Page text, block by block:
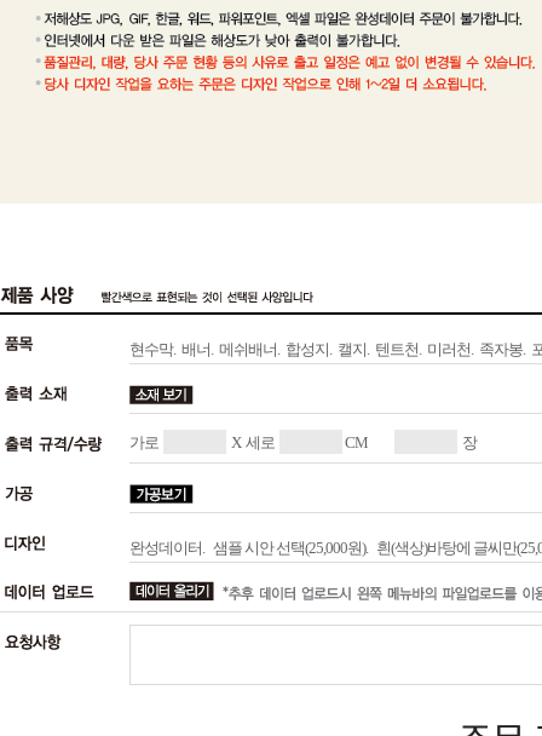
현수막. 배너. 메쉬배너. 합성지. 캘지. 텐트천. 미러천. 족자봉.
가로 X 세로 CM 장
완성데이터. 샘플 시안 선택(25,000원). 흰(색상)바탕에 글씨만